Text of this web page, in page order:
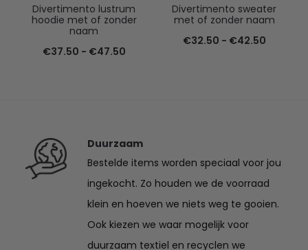
Divertimento lustrum
hoodie met of zonder
naam
€37.50 - €47.50Prijsklasse:
Divertimento sweater
met of zonder naam
€32.50 - €42.50
Duurzaam
Bestelde items worden speciaal voor jou
ingekocht. Zo houden we de voorraad
klein en hoeven we niets weg te gooien.
Ook kiezen we waar mogelijk voor
duurzaam textiel en recyclen we